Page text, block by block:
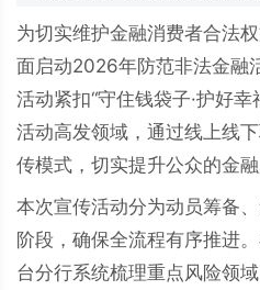
为切实维护金融消费者合法
面启动2026年防范非法金融
活动紧扣“守住钱袋子·护好
活动高发领域，通过线上线
传模式，切实提升公众的金融
本次宣传活动分为动员筹备
阶段，确保全流程有序推进
台分行系统梳理重点风险领